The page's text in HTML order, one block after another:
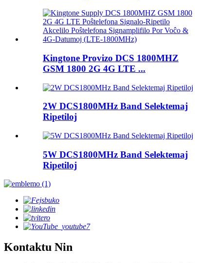
Kingtone Provizo DCS 1800MHZ
GSM 1800 2G 4G LTE ...
2W DCS1800MHz Band Selektemaj
Ripetiloj
5W DCS1800MHz Band Selektemaj
Ripetiloj
Kontaktu Nin